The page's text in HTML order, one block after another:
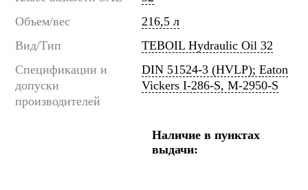
Объем/вес
216,5 л
Вид/Тип
TEBOIL Hydraulic Oil 32
Спецификации и
допуски
производителей
DIN 51524-3 (HVLP); Eaton
Vickers I-286-S, M-2950-S
Наличие в пунктах
выдачи: